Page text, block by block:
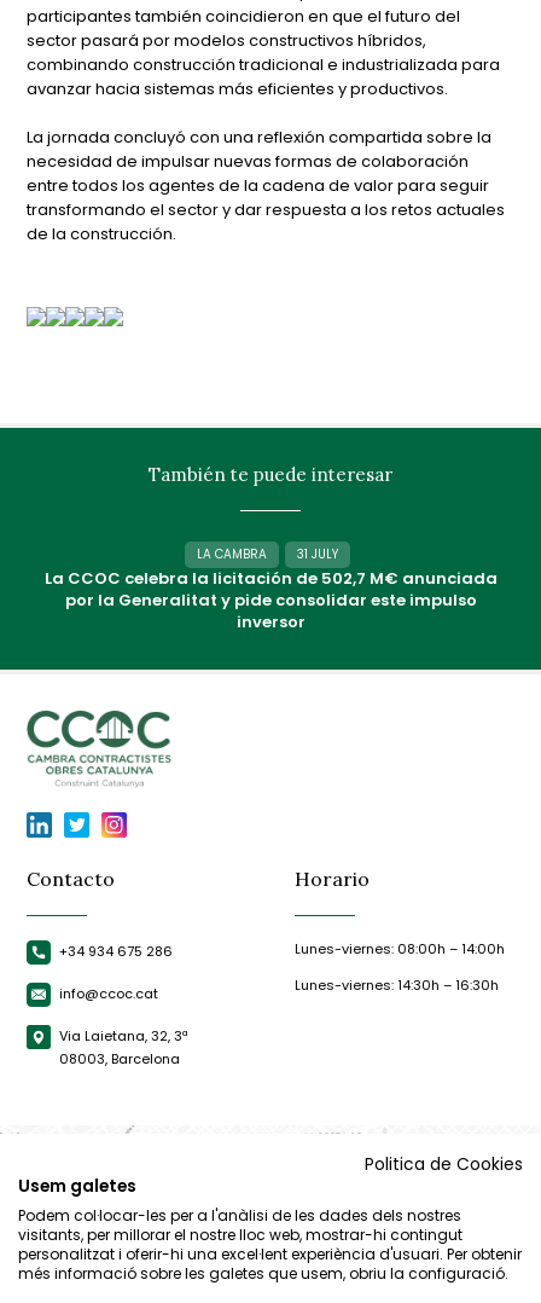
participantes también coincidieron en que el futuro del
sector pasará por modelos constructivos híbridos,
combinando construcción tradicional e industrializada para
avanzar hacia sistemas más eficientes y productivos.
La jornada concluyó con una reflexión compartida sobre la
necesidad de impulsar nuevas formas de colaboración
entre todos los agentes de la cadena de valor para seguir
transformando el sector y dar respuesta a los retos actuales
de la construcción.
También te puede interesar
LA CAMBRA 31 JULY
La CCOC celebra la licitación de 502,7 M€ anunciada
por la Generalitat y pide consolidar este impulso
inversor
Contacto
+34 934 675 286
info@ccoc.cat
Via Laietana, 32, 3ª
08003, Barcelona
Horario
Lunes-viernes: 08:00h – 14:00h
Lunes-viernes: 14:30h – 16:30h
Politica de Cookies
Usem galetes
Podem col·locar-les per a l'anàlisi de les dades dels nostres
visitants, per millorar el nostre lloc web, mostrar-hi contingut
personalitzat i oferir-hi una excel·lent experiència d'usuari. Per obtenir
més informació sobre les galetes que usem, obriu la configuració.